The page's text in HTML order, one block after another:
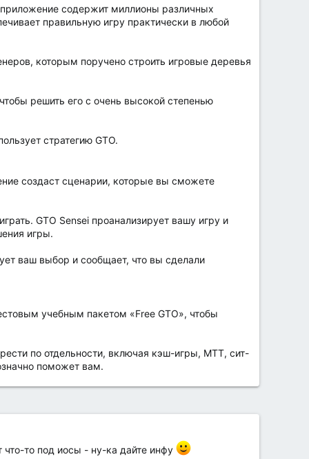
содержит миллионы различных
правильную игру практически в любой
которым поручено строить игровые деревья
решить его с очень высокой степенью
стратегию GTO.
создаст сценарии, которые вы сможете
GTO Sensei проанализирует вашу игру и
игры.
ваш выбор и сообщает, что вы сделали
учебным пакетом «Free GTO», чтобы
по отдельности, включая кэш-игры, МТТ, сит-
поможет вам.
что-то под иосы - ну-ка дайте инфу